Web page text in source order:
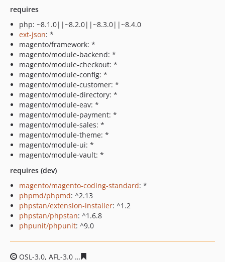
requires
php: ~8.1.0||~8.2.0||~8.3.0||~8.4.0
ext-json: *
magento/framework: *
magento/module-backend: *
magento/module-checkout: *
magento/module-config: *
magento/module-customer: *
magento/module-directory: *
magento/module-eav: *
magento/module-payment: *
magento/module-sales: *
magento/module-theme: *
magento/module-ui: *
magento/module-vault: *
requires (dev)
magento/magento-coding-standard: *
phpmd/phpmd: ^2.13
phpstan/extension-installer: ^1.2
phpstan/phpstan: ^1.6.8
phpunit/phpunit: ^9.0
OSL-3.0, AFL-3.0